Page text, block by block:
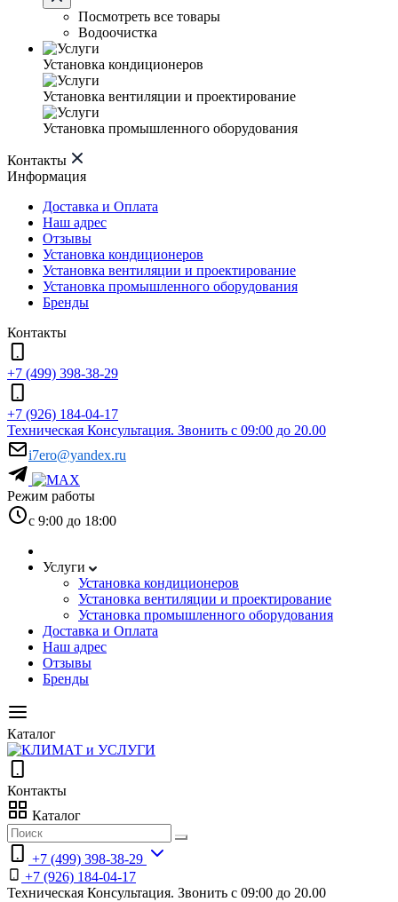
Посмотреть все товары
Водоочистка
Установка кондиционеров
Установка вентиляции и проектирование
Установка промышленного оборудования
Контакты
Информация
Доставка и Оплата
Наш адрес
Отзывы
Установка кондиционеров
Установка вентиляции и проектирование
Установка промышленного оборудования
Бренды
Контакты
+7 (499) 398-38-29
+7 (926) 184-04-17
Техническая Консультация. Звонить с 09:00 до 20.00
i7ero@yandex.ru
Режим работы
с 9:00 до 18:00
Услуги
Установка кондиционеров
Установка вентиляции и проектирование
Установка промышленного оборудования
Доставка и Оплата
Наш адрес
Отзывы
Бренды
Каталог
Контакты
Каталог
+7 (499) 398-38-29
+7 (926) 184-04-17
Техническая Консультация. Звонить с 09:00 до 20.00